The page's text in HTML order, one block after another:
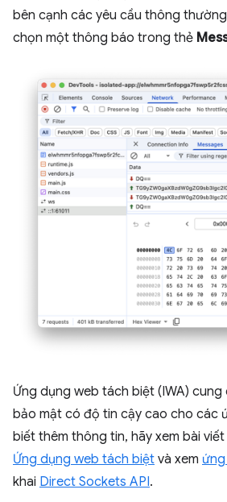
bên cạnh các yêu cầu thông
chọn một thông báo trong thẻ
Ứng dụng web tách biệt (IWA) cung
bảo mật có độ tin cậy cao cho các
biết thêm thông tin, hãy xem bài viết
Ứng dụng web tách biệt và xem
khai Direct Sockets API.